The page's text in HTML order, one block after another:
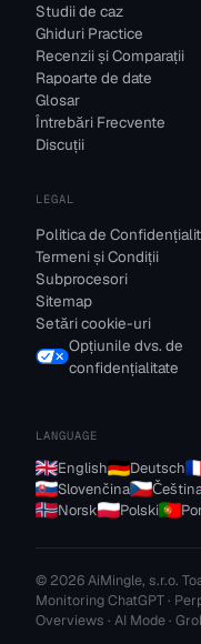
Studii de caz
Ghiduri Practice
Recenzii și Comparații
Rapoarte de date
Glosar
Întrebări Frecvente
Discuții
LEGAL
Politica de
Termeni și Condiții
Subprocesori
Sitemap
Setări cookie-uri
Opțiunile dvs. de
confidențialitate
LANGUAGE
English Deutsch
Slovenčina
Norsk
Polski
© 2026 AiMingle, s.r.o.
Monitoring ChatGPT ·
Overviews · AI Mode ·